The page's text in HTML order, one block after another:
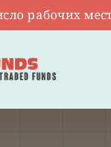
рабочих мест в